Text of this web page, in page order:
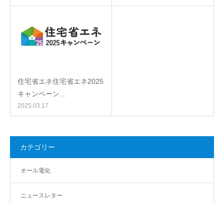
住宅省エネ住宅省エネ2025
キャンペーン…
2025.03.17
カテゴリー
オール電化
ニュースレター